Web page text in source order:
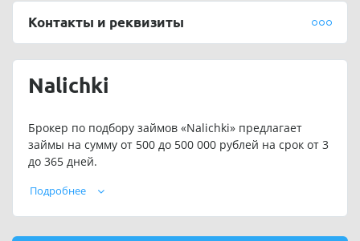
Контакты и реквизиты
Nalichki
Брокер по подбору займов «Nalichki» предлагает
займы на сумму от 500 до 500 000 рублей на срок от 3
до 365 дней.
Подать заявку на займ можно в любое время. Сервис
Подробнее